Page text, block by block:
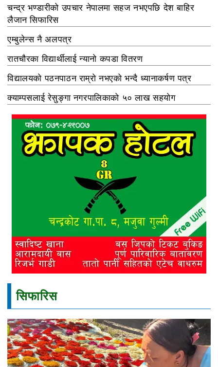
चन्द्र भण्डारीको उपचार नेपालमा सहज नभएपछि देश बाहिर
लैजान सिफारिस
एम्बुलेन्स नै अलपत्र
रातचौरका विद्यार्थीलाई न्यानो कपडा वितरण
विद्यालयको पठनपाठन राम्रो नभएको भन्दै ध्यानाकर्षण पत्र
क्याम्पसलाई रेसुङ्गा नगरपालिकाको ५० लाख सहयोग
सिफारिस